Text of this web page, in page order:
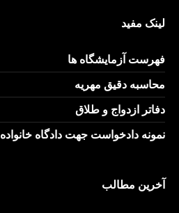
لینک مفید
فهرست آزمایشگاه ها
محاسبه دقیق مهریه
دفاتر ازدواج و طلاق
نمونه دادخواست جهت دادگاه خانواده
آخرین مطالب